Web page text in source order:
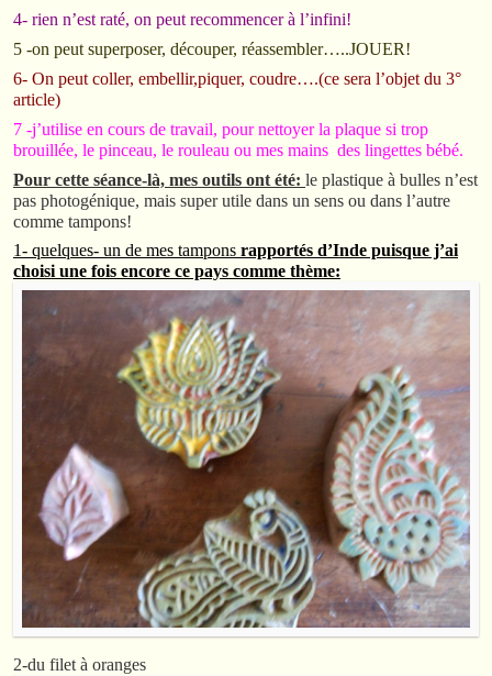
4- rien n’est raté, on peut recommencer à l’infini!
5 -on peut superposer, découper, réassembler…..JOUER!
6- On peut coller, embellir,piquer, coudre….(ce sera l’objet du 3°
article)
7 -j’utilise en cours de travail, pour nettoyer la plaque si trop
brouillée, le pinceau, le rouleau ou mes mains des lingettes bébé.
Pour cette séance-là, mes outils ont été: le plastique à bulles n’est
pas photogénique, mais super utile dans un sens ou dans l’autre
comme tampons!
1- quelques- un de mes tampons rapportés d’Inde puisque j’ai
choisi une fois encore ce pays comme thème:
2-du filet à oranges